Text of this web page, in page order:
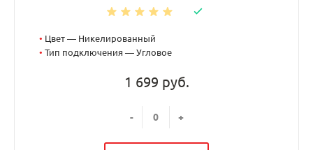
• Цвет — Никелированный
• Тип подключения — Угловое
1 699 руб.
- +